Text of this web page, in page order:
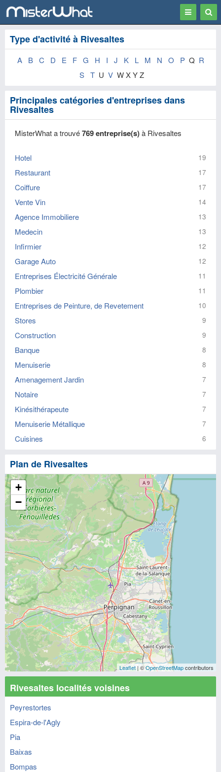
Toggle
Type d'activité à Rivesaltes
A B C D E F G H I J K L M N O P Q R
S T U V W X Y Z
Principales catégories d'entreprises dans
Rivesaltes
MisterWhat a trouvé769 entreprise(s)à Rivesaltes
Hotel 19
Restaurant 17
Coiffure 17
Vente Vin 14
Agence Immobiliere 13
Medecin 13
Infirmier 12
Garage Auto 12
Entreprises Électricité Générale 11
Plombier 11
Entreprises de Peinture, de Revetement 10
Stores 9
Construction 9
Banque 8
Menuiserie 8
Amenagement Jardin 7
Notaire 7
Kinésithérapeute 7
Menuiserie Métallique 7
Cuisines 6
Plan de Rivesaltes
+
−
Leaflet | ©OpenStreetMapcontributors
Rivesaltes localités voisines
Peyrestortes
Espira-de-l'Agly
Pia
Baixas
Bompas